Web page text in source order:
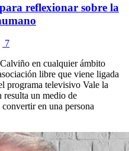
reflexionar sobre la
7
en cualquier ámbito
libre que viene ligada
programa televisivo Vale la
resulta un medio de
en una persona